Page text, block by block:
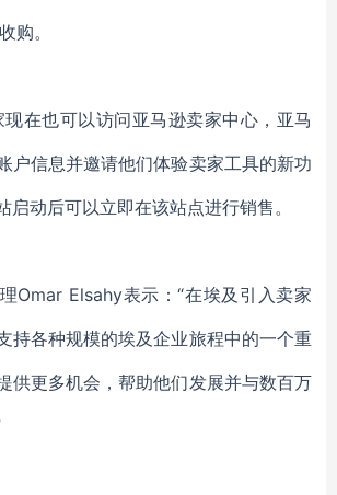
购。
在也可以访问亚马逊卖家中心，亚马
户信息并邀请他们体验卖家工具的新功
启动后可以立即在该站点进行销售。
Omar Elsahy表示：“在埃及引入卖家
持各种规模的埃及企业旅程中的一个重
供更多机会，帮助他们发展并与数百万